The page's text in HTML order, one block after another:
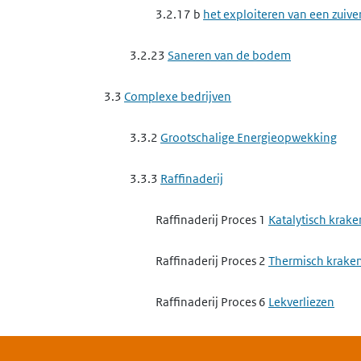
3.2.17 b het exploiteren van een
3.2.23 Saneren van de bodem
3.3 Complexe bedrijven
3.3.2 Grootschalige Energieopwekking
3.3.3 Raffinaderij
Raffinaderij Proces 1 Katalytisch
Raffinaderij Proces 2 Thermisch
Raffinaderij Proces 6 Lekverliezen